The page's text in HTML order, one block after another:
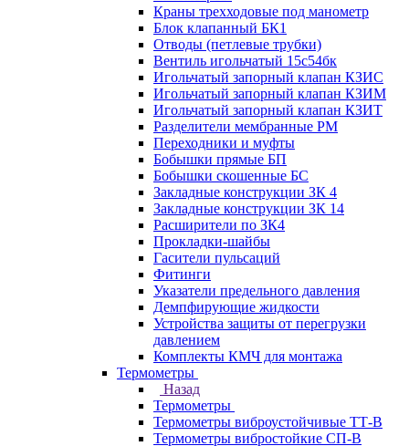
Краны трехходовые под манометр
Блок клапанный БК1
Отводы (петлевые трубки)
Вентиль игольчатый 15с54бк
Игольчатый запорный клапан КЗИС
Игольчатый запорный клапан КЗИМ
Игольчатый запорный клапан КЗИТ
Разделители мембранные РМ
Переходники и муфты
Бобышки прямые БП
Бобышки скошенные БС
Закладные конструкции ЗК 4
Закладные конструкции ЗК 14
Расширители по ЗК4
Прокладки-шайбы
Гасители пульсаций
Фитинги
Указатели предельного давления
Демпфирующие жидкости
Устройства защиты от перегрузки
давлением
Комплекты КМЧ для монтажа
Термометры
Назад
Термометры
Термометры виброустойчивые ТТ-В
Термометры вибростойкие СП-В